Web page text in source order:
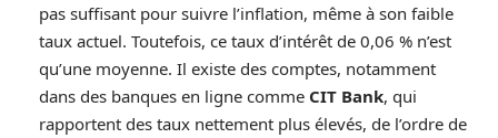
pas suffisant pour suivre l’inflation, même à son faible
taux actuel. Toutefois, ce taux d’intérêt de 0,06 % n’est
qu’une moyenne. Il existe des comptes, notamment
dans des banques en ligne comme CIT Bank, qui
rapportent des taux nettement plus élevés, de l’ordre de